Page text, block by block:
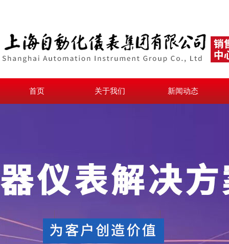
首页 关于我们 新闻动态